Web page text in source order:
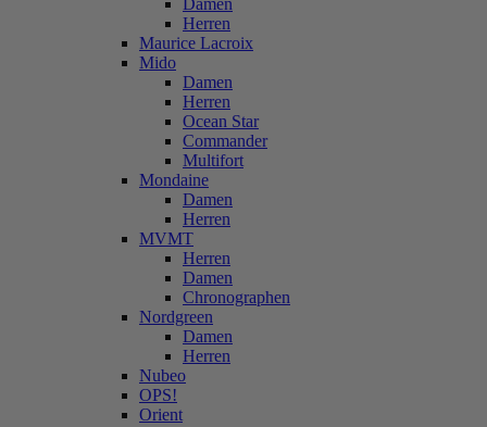
Damen
Herren
Maurice Lacroix
Mido
Damen
Herren
Ocean Star
Commander
Multifort
Mondaine
Damen
Herren
MVMT
Herren
Damen
Chronographen
Nordgreen
Damen
Herren
Nubeo
OPS!
Orient